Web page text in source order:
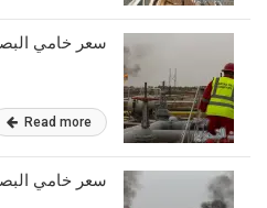
سعر خامي البصرة ليوم
Read more
سعر خامي البصرة ليوم